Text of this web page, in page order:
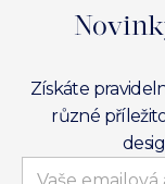
Získáte
různé